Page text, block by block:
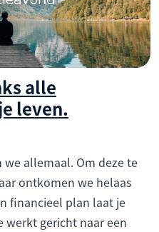
alle
leven.
allemaal. Om deze te
ontkomen we helaas
financieel plan laat je
werkt gericht naar een